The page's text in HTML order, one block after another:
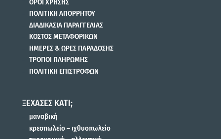
ΠΟΛΙΤΙΚΗ ΑΠΟΡΡΗΤΟΥ
ΔΙΑΔΙΚΑΣΙΑ ΠΑΡΑΓΓΕΛΙΑΣ
ΚΟΣΤΟΣ ΜΕΤΑΦΟΡΙΚΩΝ
ΗΜΕΡΕΣ & ΩΡΕΣ ΠΑΡΑΔΟΣΗΣ
ΤΡΟΠΟΙ ΠΛΗΡΩΜΗΣ
ΠΟΛΙΤΙΚΗ ΕΠΙΣΤΡΟΦΩΝ
ΞΕΧΑΣΕΣ ΚΑΤΙ;
μαναβική
κρεοπωλείο – ιχθυοπωλείο